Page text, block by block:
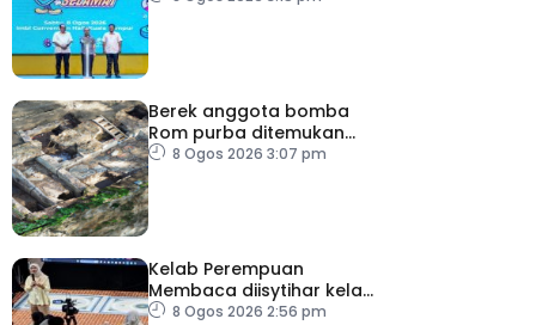
Berek anggota bomba
Rom purba ditemukan
berhampiran Colosseum
8 Ogos 2026 3:07 pm
Kelab Perempuan
Membaca diisytihar kelab
membaca terbesar di
8 Ogos 2026 2:56 pm